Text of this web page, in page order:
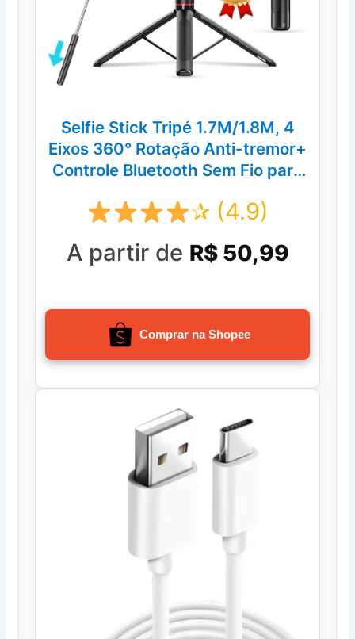
Selfie Stick Tripé 1.7M/1.8M, 4
Eixos 360° Rotação Anti-tremor+
Controle Bluetooth Sem Fio para
✰ (4.9)
A partir de R$ 50,99
Comprar na Shopee